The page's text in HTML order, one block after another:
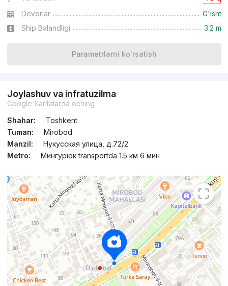
Devorlar
G'isht
Ship Balandligi
3.2 m
Parametrlarni ko'rsatish
Joylashuv va infratuzilma
Google Xaritalarda oching
Shahar:
Toshkent
Tuman:
Mirobod
Manzil:
Нукусская улица, д.72/2
Metro:
Мингурюк transportda 1.5 км 6 мин